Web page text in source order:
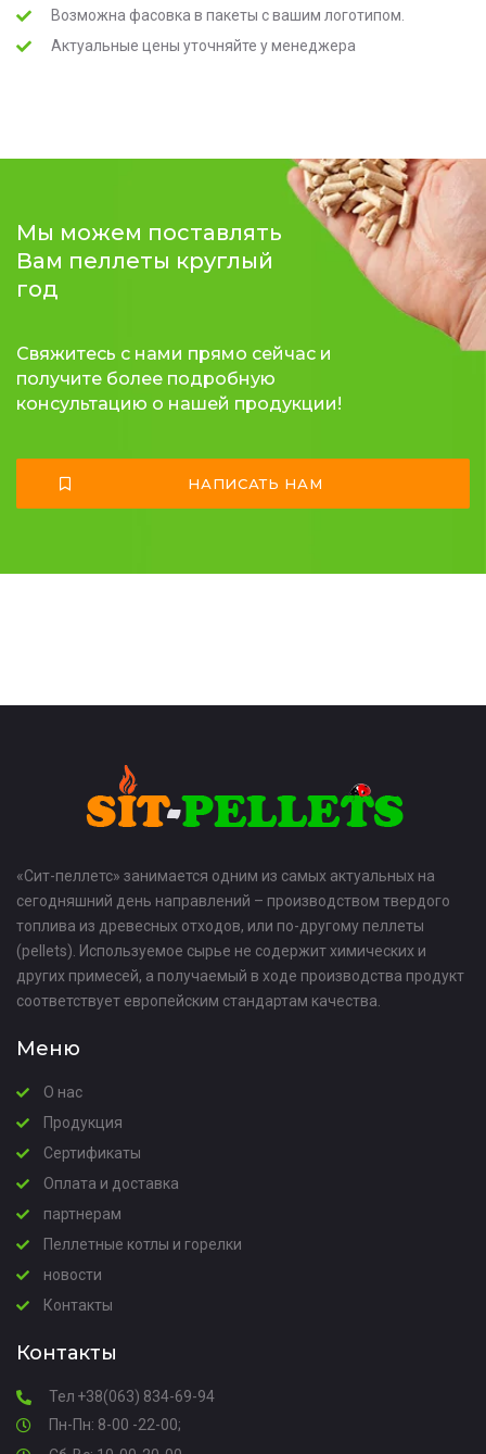
Возможна фасовка в пакеты с вашим логотипом.
Актуальные цены уточняйте у менеджера
Мы можем поставлять
Вам пеллеты круглый
год
Свяжитесь с нами прямо сейчас и
получите более подробную
консультацию о нашей продукции!
НАПИСАТЬ НАМ
«Сит-пеллетс» занимается одним из самых актуальных на
сегодняшний день направлений – производством твердого
топлива из древесных отходов, или по-другому пеллеты
(pellets). Используемое сырье не содержит химических и
других примесей, а получаемый в ходе производства продукт
соответствует европейским стандартам качества.
Меню
О нас
Продукция
Сертификаты
Оплата и доставка
партнерам
Пеллетные котлы и горелки
новости
Контакты
Контакты
Тел +38(063) 834-69-94
Пн-Пн: 8-00 -22-00;